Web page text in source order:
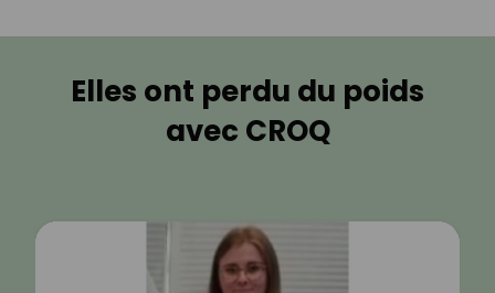
Elles ont perdu du poids
avec CROQ